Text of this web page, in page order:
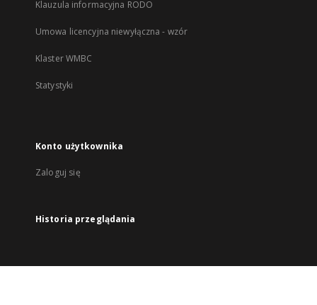
Klauzula informacyjna RODO
Umowa licencyjna niewyłączna - wzór
Klaster WMBC
Statystyki
Konto użytkownika
Zaloguj się
Historia przeglądania